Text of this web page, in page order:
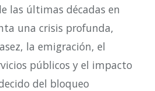
las últimas décadas en
una crisis profunda,
la emigración, el
públicos y el impacto
del bloqueo